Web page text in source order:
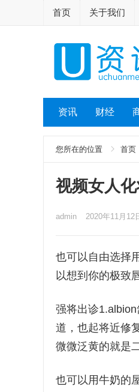
首页 关于我们
资讯 财经
您所在的位置 首页
视频女人
admin 2020年11月12
也可以自由选择
以想到你的极致
强将出诊
道，也起将近修
微微泛黄的就是
也可以用牛奶的